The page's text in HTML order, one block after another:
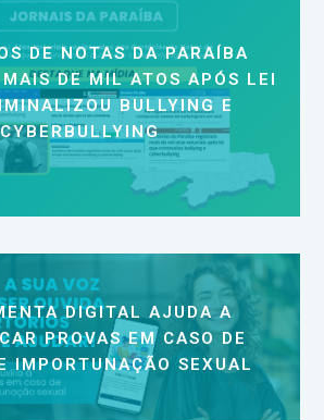
DE NOTAS DA PARAÍBA
DE MIL ATOS APÓS LEI
BULLYING E
CYBERBULLYING
DIGITAL AJUDA A
PROVAS EM CASO DE
IMPORTUNAÇÃO SEXUAL